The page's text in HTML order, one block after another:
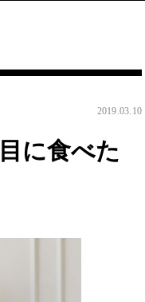
2019.03.10
に食べた